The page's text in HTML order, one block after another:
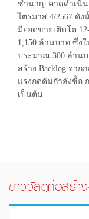
ชำนาญ คาดดำเนิน
ไตรมาส 4/2567 ดั
มียอดขายเติบโต
1,150 ล้านบาท ซึ่ง
ประมาณ 300 ล้าน
สร้าง Backlog จา
แรงกดดันกำลังซื้อ
เป็นต้น
ข่าววัสดุก่อสร้า